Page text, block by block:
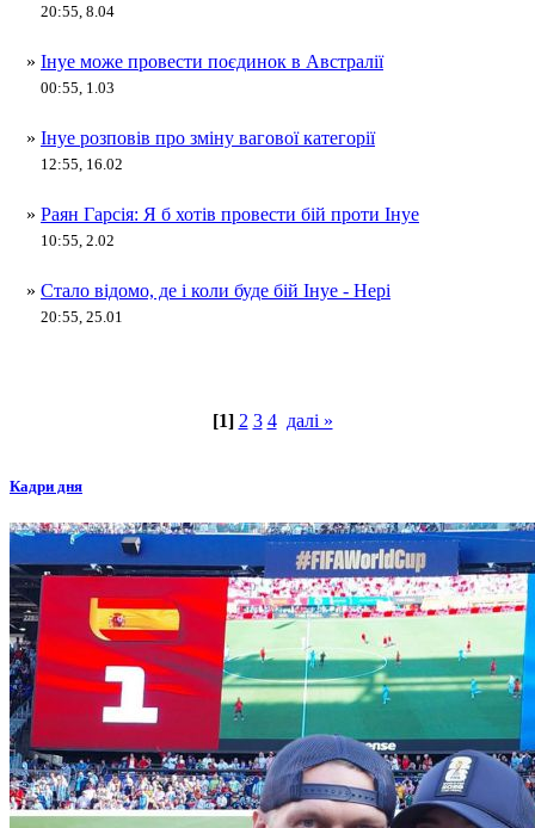
20:55, 8.04
» Інуе може провести поєдинок в Австралії
00:55, 1.03
» Інуе розповів про зміну вагової категорії
12:55, 16.02
» Раян Гарсія: Я б хотів провести бій проти Інуе
10:55, 2.02
» Стало відомо, де і коли буде бій Інуе - Нері
20:55, 25.01
[1] 2 3 4 далі »
Кадри дня